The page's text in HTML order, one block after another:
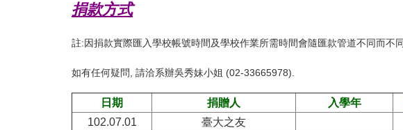
捐款方式
註:因捐款實際匯入學校帳號時間及學校作業所需時間會隨匯款管道不同而不
如有任何疑問, 請洽系辦吳秀妹小姐 (02-33665978).
日期 捐贈人 入學年
102.07.01
臺大之友